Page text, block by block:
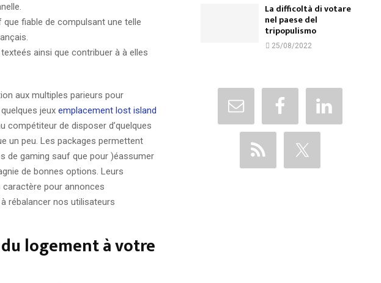
fiable de compulsant une telle
ainsi que contribuer à à elles
aux multiples parieurs pour
jeux emplacement lost island
compétiteur de disposer d’quelques
un peu. Les packages permettent
de gaming sauf que pour )éassumer
de bonnes options. Leurs
pour annonces
rébalancer nos utilisateurs
logement à votre
La difficoltà di votare
nel paese del
tripopulismo
25/08/2022